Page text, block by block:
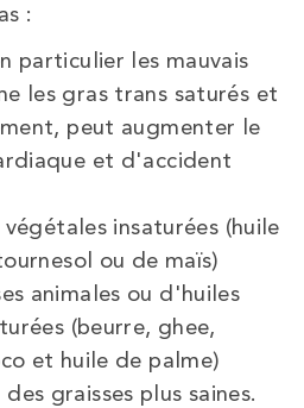
:
particulier les mauvais
les gras trans saturés et
peut augmenter le
et d'accident
insaturées (huile
ou de maïs)
animales ou d'huiles
(beurre, ghee,
et huile de palme)
graisses plus saines.